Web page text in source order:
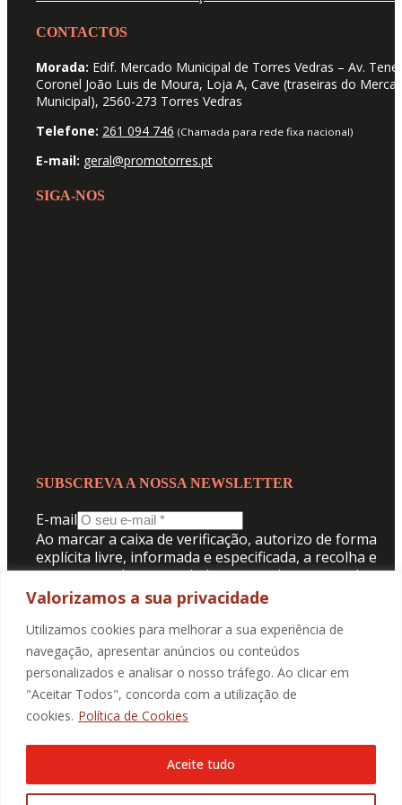
Valorizamos a sua privacidade
Utilizamos cookies para melhorar a sua experiência de
navegação, apresentar anúncios ou conteúdos
personalizados e analisar o nosso tráfego. Ao clicar em
"Aceitar Todos", concorda com a utilização de
cookies. Política de Cookies
Aceite tudo
CONTACTOS
Morada: Edif. Mercado Municipal de Torres Vedras – Av.
Coronel João Luis de Moura, Loja A, Cave (traseiras do
Municipal), 2560-273 Torres Vedras
Telefone: 261 094 746 (Chamada para rede fixa nacional)
E-mail: geral@promotorres.pt
SIGA-NOS
SUBSCREVA A NOSSA NEWSLETTER
E-mail
Ao marcar a caixa de verificação, autorizo de forma
explícita livre, informada e especificada, a recolha e
tratamento dos meus dados pessoais para receber
comunicação da Promotorres:
Aceito a Politica de Privacidade.
SUBMETER
@2025 Promotorres EM., Todos os direitos reservados